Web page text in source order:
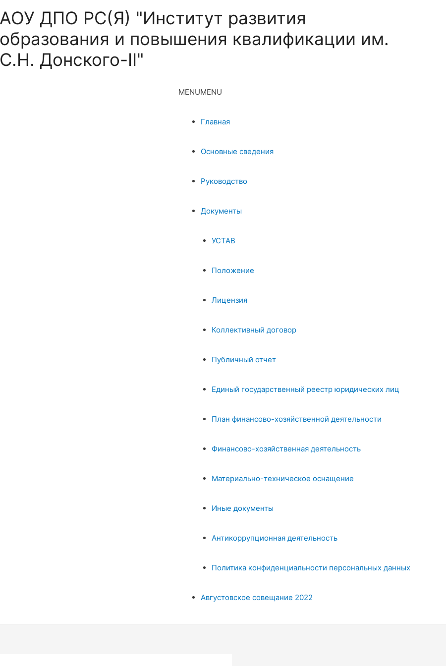
АОУ ДПО РС(Я) "Институт развития
образования и повышения квалификации им.
С.Н. Донского-II"
MENUMENU
Главная
Основные сведения
Руководство
Документы
УСТАВ
Положение
Лицензия
Коллективный договор
Публичный отчет
Единый государственный реестр юридических лиц
План финансово-хозяйственной деятельности
Финансово-хозяйственная деятельность
Материально-техническое оснащение
Иные документы
Антикоррупционная деятельность
Политика конфиденциальности персональных данных
Августовское совещание 2022